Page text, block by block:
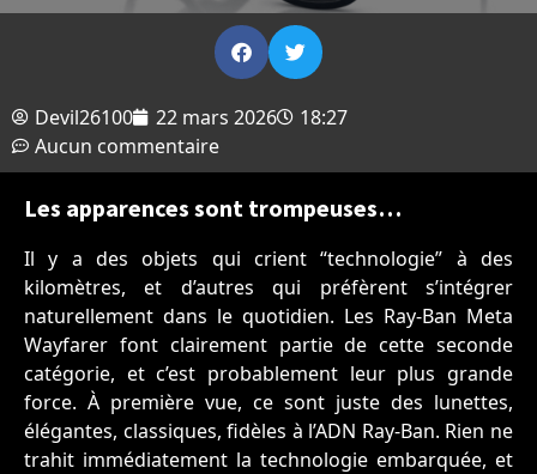
Devil26100 22 mars 2026
18:27
Aucun commentaire
Les apparences sont trompeuses…
Il y a des objets qui crient “technologie” à des
kilomètres, et d’autres qui préfèrent s’intégrer
naturellement dans le quotidien. Les Ray-Ban Meta
Wayfarer font clairement partie de cette seconde
catégorie, et c’est probablement leur plus grande
force. À première vue, ce sont juste des lunettes,
élégantes, classiques, fidèles à l’ADN Ray-Ban. Rien ne
trahit immédiatement la technologie embarquée, et